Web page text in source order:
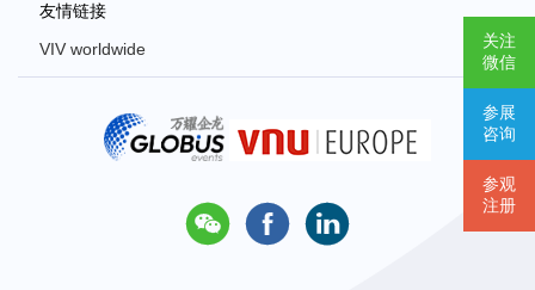
关注
微信
参展
咨询
参观
注册
友情链接
VIV worldwide
Poultry Africa
  